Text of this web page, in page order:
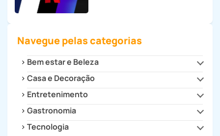
Navegue pelas categorias
Bem estar e Beleza
Beleza e Estilo
Saúde
Casa e Decoração
Cozinha
Decoração
Dicas para Casa
Eletrodomésticos
Entretenimento
Cultura
Filmes e Séries
Gastronomia
Drinks e Bebidas
Tecnologia